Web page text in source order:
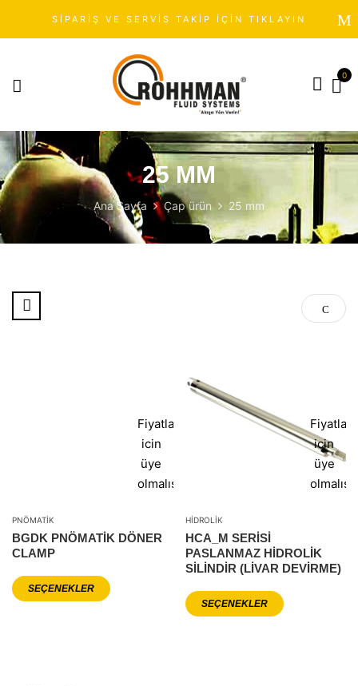
SİPARİŞ VE SERVİS TAKİP İÇİN TIKLAYIN
0
25 MM
Ana Sayfa Çap ürün 25 mm
Fiyatlar
icin
üye
olmalısınız
PNÖMATIK
BGDK PNÖMATIK DÖNER
CLAMP
SEÇENEKLER
Fiyatlar
icin
üye
HIDROLIK
HCA_M SERISI
PASLANMAZ HIDROLIK
SILINDIR (LIVAR DEVIRME)
SEÇENEKLER